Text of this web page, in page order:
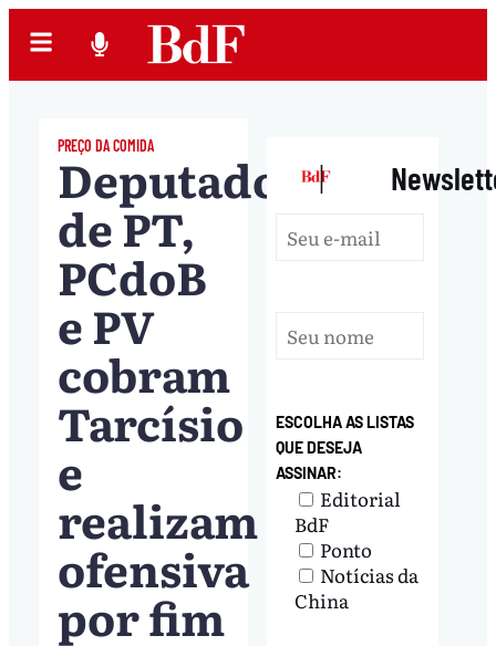
PREÇO DA COMIDA
Deputados
de PT,
PCdoB
e PV
cobram
Tarcísio
e
realizam
ofensiva
por fim
|
ESCOLHA AS LISTAS
QUE DESEJA
ASSINAR:
Editorial
BdF
Ponto
Notícias da
China